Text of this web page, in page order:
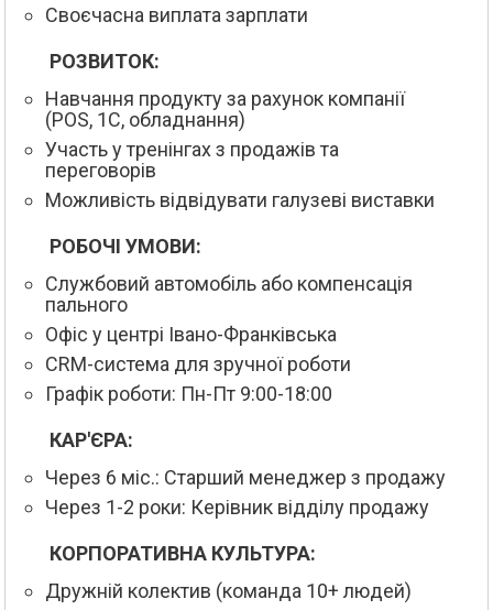
Своєчасна виплата зарплати
РОЗВИТОК:
Навчання продукту за рахунок компанії
(POS, 1С, обладнання)
Участь у тренінгах з продажів та
переговорів
Можливість відвідувати галузеві виставки
РОБОЧІ УМОВИ:
Службовий автомобіль або компенсація
пального
Офіс у центрі Івано-Франківська
CRM-система для зручної роботи
Графік роботи: Пн-Пт 9:00-18:00
КАР'ЄРА:
Через 6 міс.: Старший менеджер з продажу
Через 1-2 роки: Керівник відділу продажу
КОРПОРАТИВНА КУЛЬТУРА:
Дружній колектив (команда 10+ людей)